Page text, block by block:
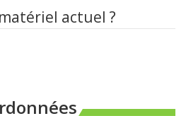
actuel ?